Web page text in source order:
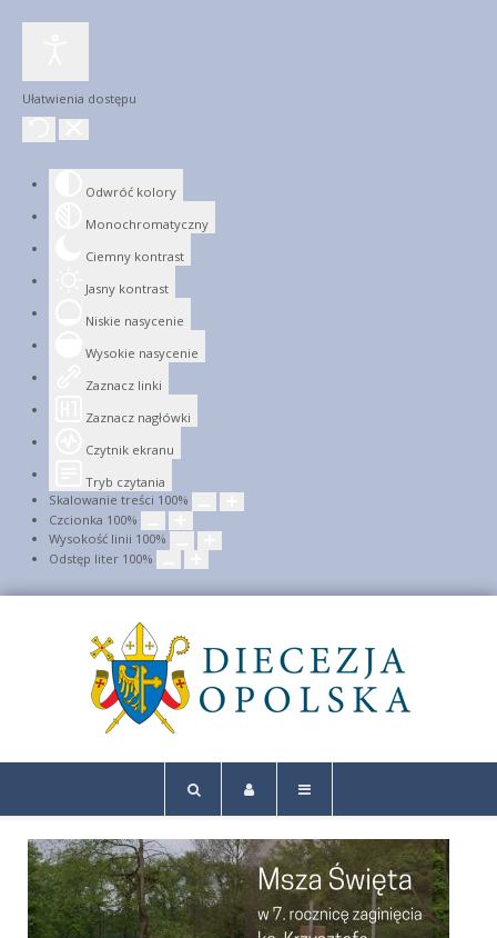
Ułatwienia dostępu
Odwróć kolory
Monochromatyczny
Ciemny kontrast
Jasny kontrast
Niskie nasycenie
Wysokie nasycenie
Zaznacz linki
Zaznacz nagłówki
Czytnik ekranu
Tryb czytania
Skalowanie treści 100%
Czcionka 100%
Wysokość linii 100%
Odstęp liter 100%